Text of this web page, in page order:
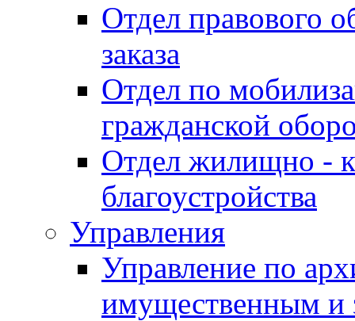
Отдел правового
заказа
Отдел по
гражданской
Отдел жилищно -
благоустройства
Управления
Управление по
имущественным и